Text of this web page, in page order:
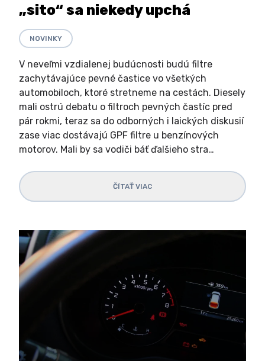
„sito“ sa niekedy upchá
NOVINKY
V neveľmi vzdialenej budúcnosti budú filtre
zachytávajúce pevné častice vo všetkých
automobiloch, ktoré stretneme na cestách. Diesely
mali ostrú debatu o filtroch pevných častíc pred
pár rokmi, teraz sa do odborných i laických diskusií
zase viac dostávajú GPF filtre u benzínových
motorov. Mali by sa vodiči báť ďalšieho stra…
ČÍTAŤ VIAC